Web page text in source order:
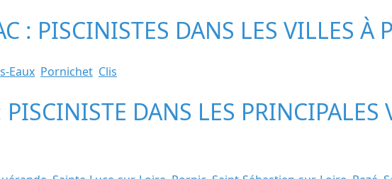
: PISCINISTES DANS LES VILLES À
Eaux Pornichet Clis
DANS LES PRINCIPALES